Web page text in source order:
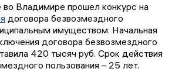
Владимире прошел конкурс на
договора безвозмездного
имуществом. Начальная
договора безвозмездного
420 тысяч руб. Срок действия
пользования – 25 лет.